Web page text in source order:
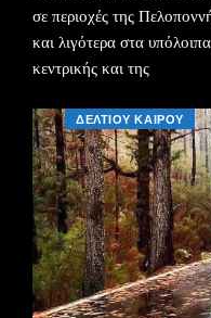
σε περιοχές της
και λιγότερα στα
κεντρικής και της
ΔΕΛΤΙΟΥ ΚΑΙΡΟΥ